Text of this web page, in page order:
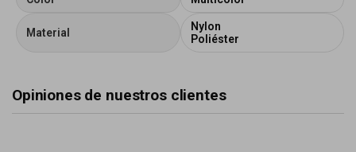
Material
Nylon
Poliéster
Opiniones de nuestros clientes